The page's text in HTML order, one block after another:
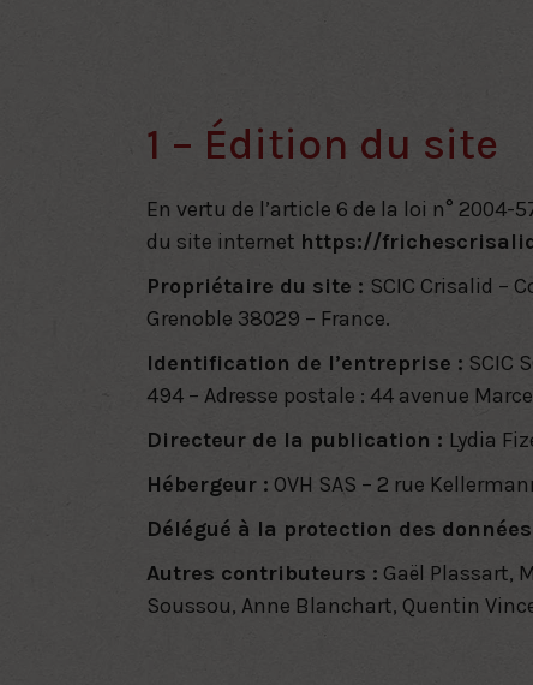
1 – Édition du site
En vertu de l’article 6 de la loi n° 2004-
du site internet https://
Propriétaire du site : SCIC Crisalid –
Grenoble 38029 – France.
Identification de l’entreprise : SCIC
494 – Adresse postale : 44 avenue
Directeur de la publication : Lydia
Hébergeur : OVH SAS – 2 rue
Délégué à la protection des
Autres contributeurs : Gaël Plassart,
Soussou, Anne Blanchart, Quentin